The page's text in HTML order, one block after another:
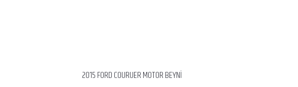
2015 FORD COURUER MOTOR BEYNİ